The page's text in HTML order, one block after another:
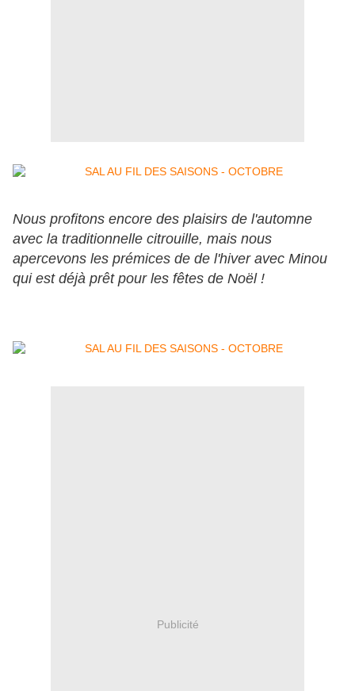
Nous profitons encore des plaisirs de l'automne
avec la traditionnelle citrouille, mais nous
apercevons les prémices de de l'hiver avec Minou
qui est déjà prêt pour les fêtes de Noël !
Publicité